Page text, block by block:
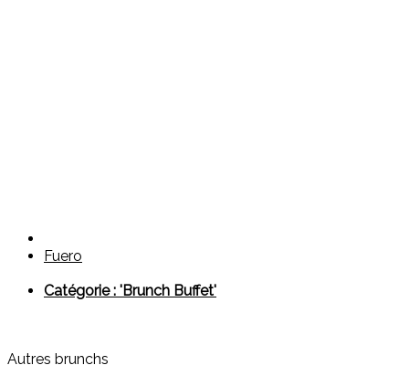
Fuero
Catégorie : 'Brunch Buffet'
Autres brunchs